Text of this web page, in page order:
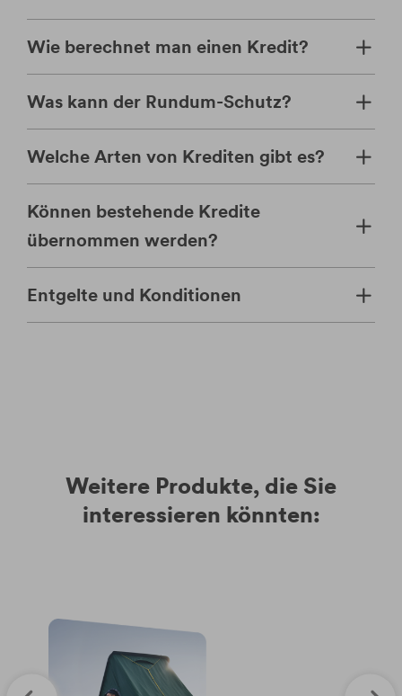
Wie berechnet man einen Kredit?
Was kann der Rundum-Schutz?
Welche Arten von Krediten gibt es?
Können bestehende Kredite
übernommen werden?
Entgelte und Konditionen
Weitere Produkte, die Sie
interessieren könnten: